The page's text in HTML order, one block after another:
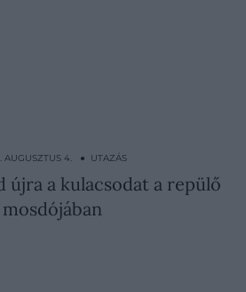
AUGUSZTUS 4. ● UTAZÁS
újra a kulacsodat a repülő
mosdójában